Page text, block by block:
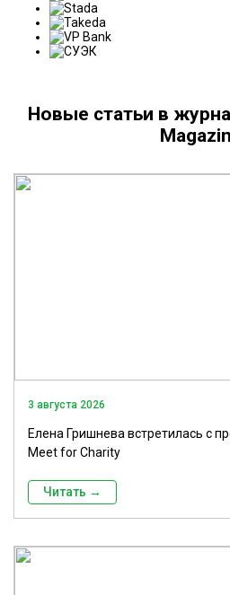
Новые статьи в
3 августа 2026
Елена Гришнева встретилась с
Meet for Charity
Читать →